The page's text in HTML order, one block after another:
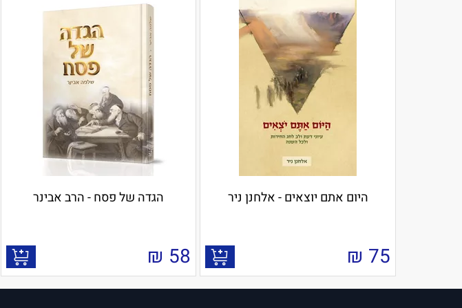
היום אתם יוצאים - אלחנן ניר
75
₪
הגדה של פסח - הרב אבינר
58
₪